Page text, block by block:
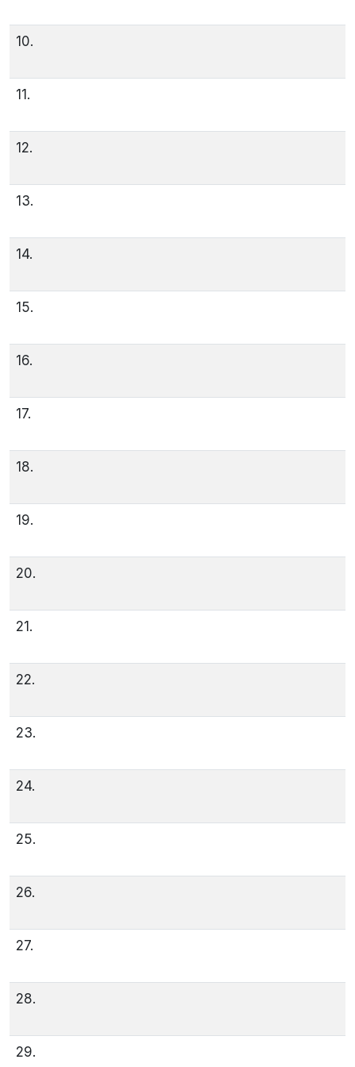
10.
11.
12.
13.
14.
15.
16.
17.
18.
19.
20.
21.
22.
23.
24.
25.
26.
27.
28.
29.